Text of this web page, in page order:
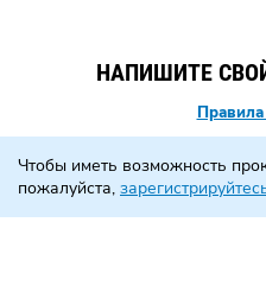
НАПИШИТЕ
Чтобы иметь возможность
пожалуйста,